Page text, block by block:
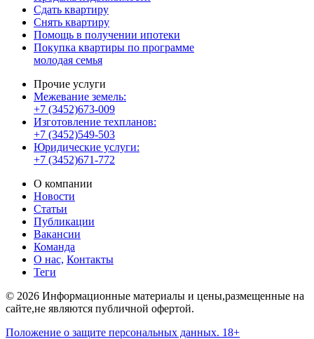
Сдать квартиру
Снять квартиру
Помощь в получении ипотеки
Покупка квартиры по программе
молодая семья
Прочие услуги
Межевание земель:
+7 (3452)673-009
Изготовление техпланов:
+7 (3452)549-503
Юридические услуги:
+7 (3452)671-772
О компании
Новости
Статьи
Публикации
Вакансии
Команда
О нас, Контакты
Теги
© 2026 Информационные материалы и цены,размещенные на
сайте,не являются публичной офертой.
Положение о защите персональных данных. 18+